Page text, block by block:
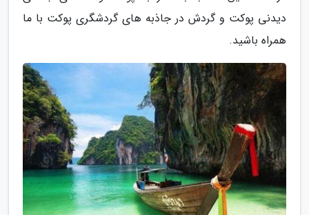
دیدنی پوکت و گردش در جاذبه های گردشگری پوکت با ما
همراه باشید.